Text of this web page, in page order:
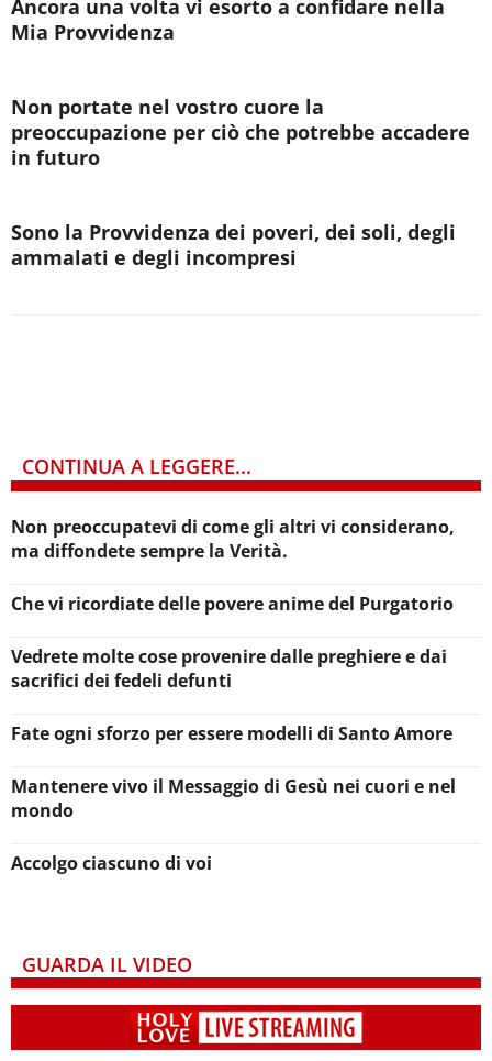
Ancora una volta vi esorto a confidare nella
Mia Provvidenza
Non portate nel vostro cuore la
preoccupazione per ciò che potrebbe accadere
in futuro
Sono la Provvidenza dei poveri, dei soli, degli
ammalati e degli incompresi
CONTINUA A LEGGERE...
Non preoccupatevi di come gli altri vi considerano,
ma diffondete sempre la Verità.
Che vi ricordiate delle povere anime del Purgatorio
Vedrete molte cose provenire dalle preghiere e dai
sacrifici dei fedeli defunti
Fate ogni sforzo per essere modelli di Santo Amore
Mantenere vivo il Messaggio di Gesù nei cuori e nel
mondo
Accolgo ciascuno di voi
GUARDA IL VIDEO